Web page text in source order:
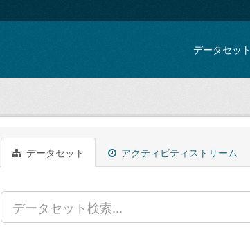
データセット
データセット アクティビティストリーム